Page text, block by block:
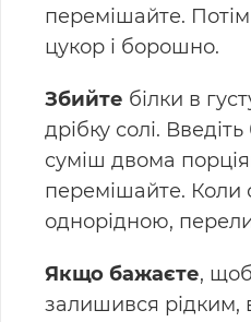
перемішайте.
цукор і борошно.
Збийте білки в
дрібку солі.
суміш двома
перемішайте. Коли
однорідною,
Якщо бажаєте,
залишився рідким,